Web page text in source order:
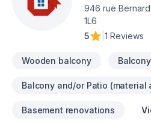
946 rue
1L6
5
1 Reviews
Wooden balcony
Balcony and/or Patio (material
Basement renovations